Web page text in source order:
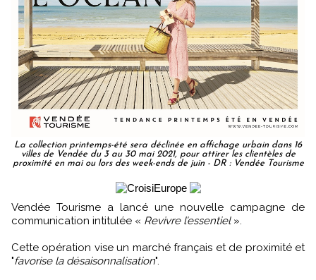
La collection printemps-été sera déclinée en affichage urbain dans 16
villes de Vendée du 3 au 30 mai 2021, pour attirer les clientèles de
proximité en mai ou lors des week-ends de juin - DR : Vendée Tourisme
Vendée Tourisme a lancé une nouvelle campagne de
communication intitulée « Revivre l’essentiel».
Cette opération vise un marché français et de proximité et
"favorise la désaisonnalisation".